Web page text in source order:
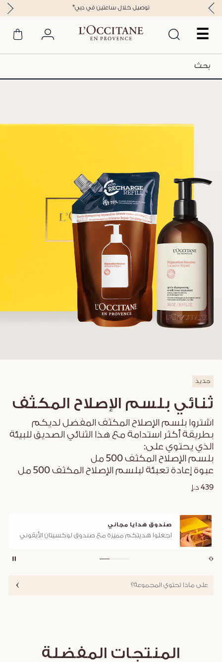
☰
*توصيل خلال ساعتين في دبي
جديد
ثنائي بلسم الإصلاح المكثف
اشتروا بلسم الإصلاح المكثف المفضل لديكم
بطريقة أكثر استدامة مع هذا الثنائي الصديق للبيئة
الذي يحتوي على:
بلسم الإصلاح المكثف 500 مل
عبوة إعادة تعبئة لبلسم الإصلاح المكثف 500 مل
439 د.إ
صندوق هدايا مجاني
اجعلوا هديتكم مميزة مع صندوق لوكسيتان الأيقوني
على ماذا تحتوي المجموعة؟
المنتجات المفضلة